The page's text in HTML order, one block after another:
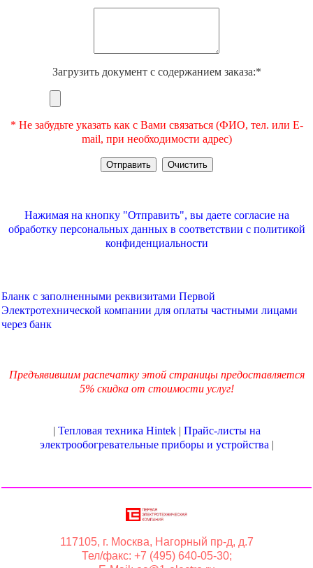
Загрузить документ с содержанием заказа:*
* Не забудьте указать как с Вами связаться (ФИО, тел. или E-
mail, при необходимости адрес)
Нажимая на кнопку "Отправить", вы даете согласие на
обработку персональных данных в соответствии с политикой
конфиденциальности
Бланк с заполненными реквизитами Первой
Электротехнической компании для оплаты частными лицами
через банк
Предъявившим распечатку этой страницы предоставляется
5% скидка от стоимости услуг!
| Тепловая техника Hintek| Прайс-листы на
электрообогревательные приборы и устройства |
117105, г. Москва, Нагорный пр-д, д.7
Тел/факс: +7 (495) 640-05-30;